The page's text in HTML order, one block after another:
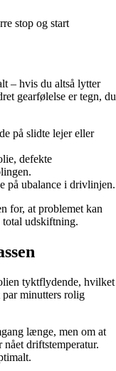
stop og start
– hvis du altså lytter
gearfølelse er tegn, du
på slidte lejer eller
defekte
på ubalance i drivlinjen.
for, at problemet kan
total udskiftning.
tyktflydende, hvilket
par minutters rolig
længe, men om at
driftstemperatur.